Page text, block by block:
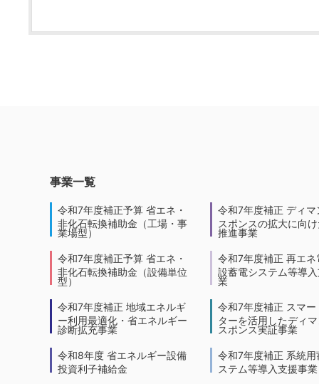
事業一覧
令和7年度補正予算 省エネ・
非化石転換補助金（工場・事
業場型）
令和7年度補正予算 省エネ・
非化石転換補助金（設備単位
型）
令和7年度補正 地域エネルギ
ー利用最適化・省エネルギー
診断拡充事業
令和8年度 省エネルギー設備
投資利子補給金
令和7年度補正 ディマ
スポンスの拡大に向
推進事業
令和7年度補正 再エネ
設蓄電システム等導
業
令和7年度補正 スマー
ターを活用したディ
スポンス実証事業
令和7年度補正 系統用
ステム等導入支援事業